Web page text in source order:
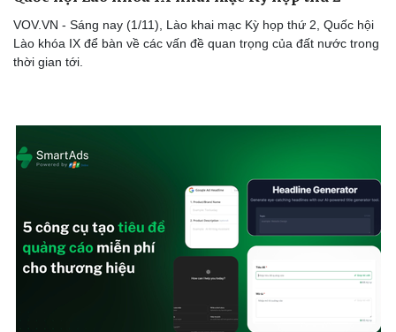
VOV.VN - Sáng nay (1/11), Lào khai mạc Kỳ họp thứ 2, Quốc hội
Lào khóa IX để bàn về các vấn đề quan trọng của đất nước trong
thời gian tới.